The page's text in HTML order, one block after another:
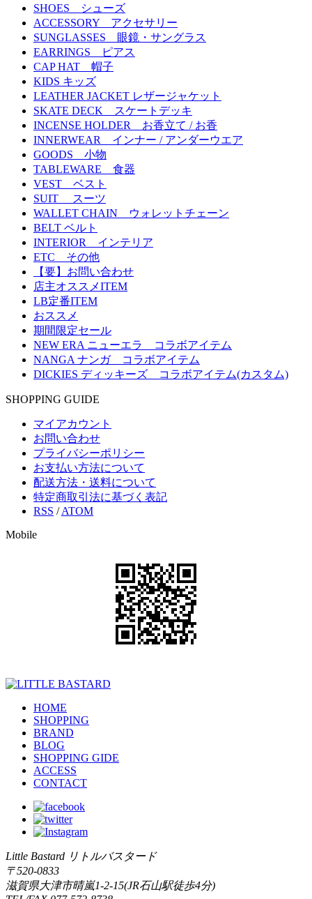
SHOES シューズ
ACCESSORY アクセサリー
SUNGLASSES 眼鏡・サングラス
EARRINGS ピアス
CAP HAT 帽子
KIDS キッズ
LEATHER JACKET レザージャケット
SKATE DECK スケートデッキ
INCENSE HOLDER お香立て / お香
INNERWEAR インナー / アンダーウエア
GOODS 小物
TABLEWARE 食器
VEST ベスト
SUIT スーツ
WALLET CHAIN ウォレットチェーン
BELT ベルト
INTERIOR インテリア
ETC その他
【要】お問い合わせ
店主オススメITEM
LB定番ITEM
おススメ
期間限定セール
NEW ERA ニューエラ コラボアイテム
NANGA ナンガ コラボアイテム
DICKIES ディッキーズ コラボアイテム(カスタム)
SHOPPING GUIDE
マイアカウント
お問い合わせ
プライバシーポリシー
お支払い方法について
配送方法・送料について
特定商取引法に基づく表記
RSS /ATOM
Mobile
HOME
SHOPPING
BRAND
BLOG
SHOPPING GIDE
ACCESS
CONTACT
Little Bastard リトルバスタード
〒520-0833
滋賀県大津市晴嵐1-2-15(JR石山駅徒歩4分)